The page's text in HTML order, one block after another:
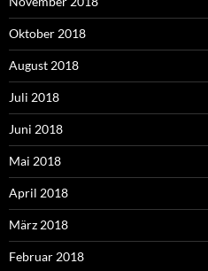
Oktober 2018
August 2018
Juli 2018
Juni 2018
Mai 2018
April 2018
März 2018
Februar 2018